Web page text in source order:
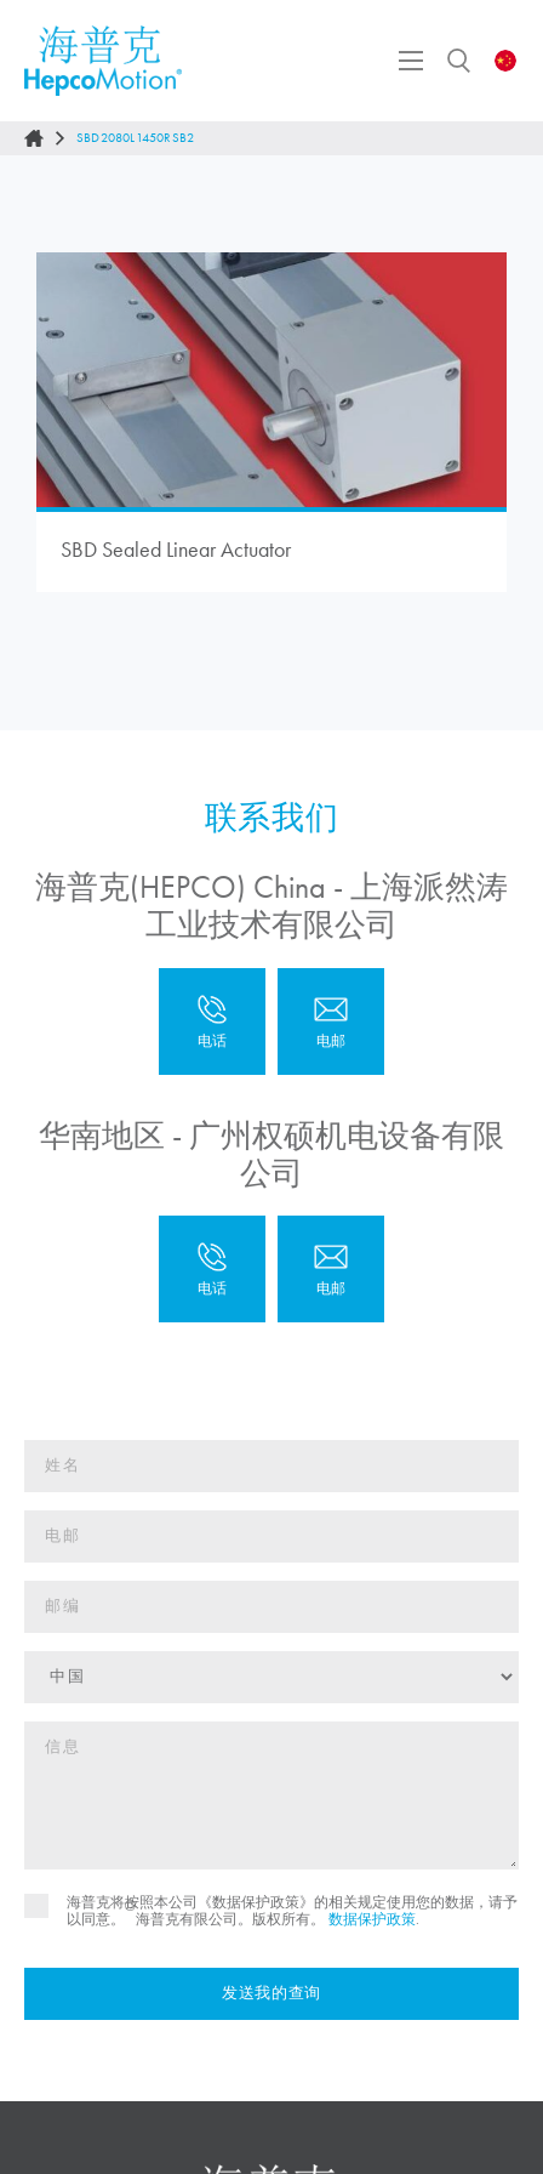
SBD2080L1450RSB2
SBD Sealed Linear Actuator
海普克(HEPCO) China - 上海派然涛
工业技术有限公司
华南地区 - 广州权硕机电设备有限
公司
海普克将按照本公司《数据保护政策》的相关规定使用您的数据，请予
以同意。
©
海普克有限公司。版权所有。 数据保护政策.
发送我的查询